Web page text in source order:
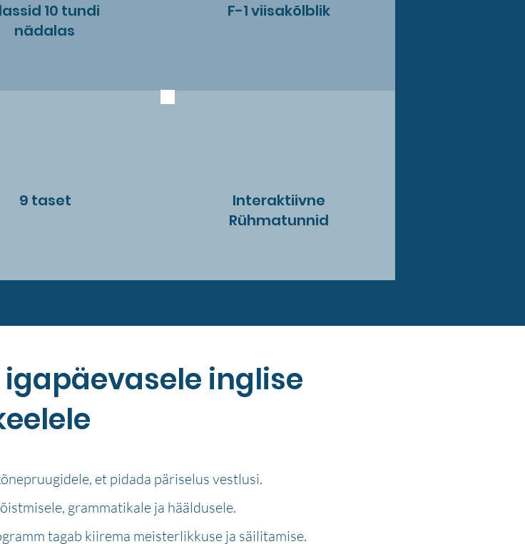
10 tundi
nädalas
F-1 viisakõlblik
9 taset
Interaktiivne
Rühmatunnid
igapäevasele inglise
et pidada päriselus vestlusi.
grammatikale ja hääldusele.
tagab kiirema meisterlikkuse ja säilitamise.